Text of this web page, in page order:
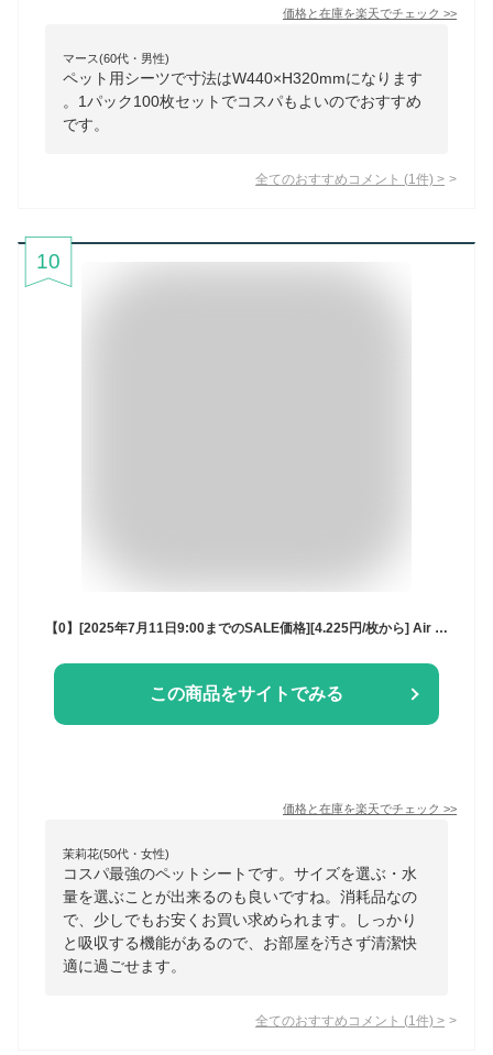
価格と在庫を楽天でチェック >>
マース(60代・男性)
ペット用シーツで寸法はW440×H320mmになります
。1パック100枚セットでコスパもよいのでおすすめ
です。
全てのおすすめコメント (1 件) >
10
【0】[2025年7月11日9:00までのSALE価格][4.225円/枚から] Air Ultra Lightシート ペットシーツ レギュラー 800枚 (200枚×4袋) ワイド 400枚 (100枚×4袋) スーパーワイド 200枚 (50枚×4袋)ペットシート トイレシーツ トイレシート ペット用シーツ
この商品をサイトでみる
価格と在庫を楽天でチェック >>
茉莉花(50代・女性)
コスパ最強のペットシートです。サイズを選ぶ・水
量を選ぶことが出来るのも良いですね。消耗品なの
で、少しでもお安くお買い求められます。しっかり
と吸収する機能があるので、お部屋を汚さず清潔快
適に過ごせます。
全てのおすすめコメント (1 件) >